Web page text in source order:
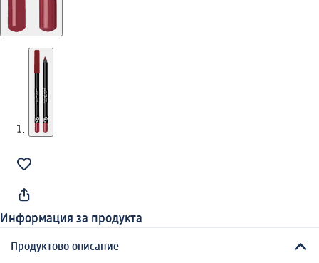
Информация за продукта
Продуктово описание